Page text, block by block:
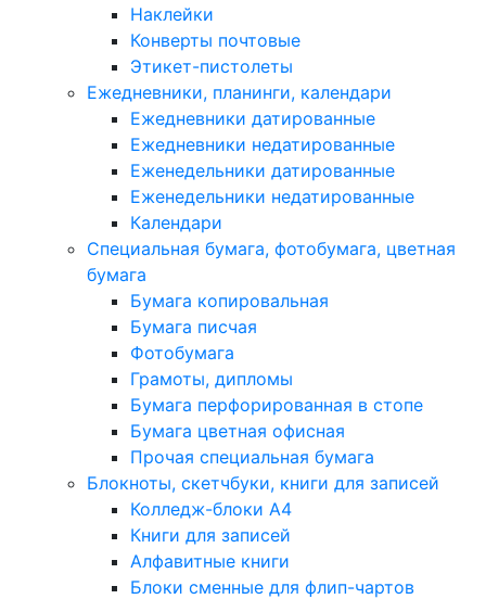
Наклейки
Конверты почтовые
Этикет-пистолеты
Ежедневники, планинги, календари
Ежедневники датированные
Ежедневники недатированные
Еженедельники датированные
Еженедельники недатированные
Календари
Специальная бумага, фотобумага, цветная
бумага
Бумага копировальная
Бумага писчая
Фотобумага
Грамоты, дипломы
Бумага перфорированная в стопе
Бумага цветная офисная
Прочая специальная бумага
Блокноты, скетчбуки, книги для записей
Колледж-блоки А4
Книги для записей
Алфавитные книги
Блоки сменные для флип-чартов